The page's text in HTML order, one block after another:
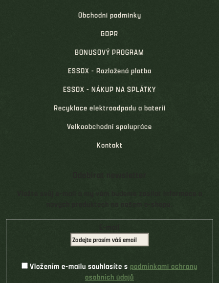
Obchodní podmínky
GDPR
BONUSOVÝ PROGRAM
ESSOX - Rozložená platba
ESSOX - NÁKUP NA SPLÁTKY
Recyklace elektroodpadu a baterií
Velkoobchodní spolupráce
Kontakt
Vložením e-mailu souhlasíte s podmínkami ochrany
osobních údajů